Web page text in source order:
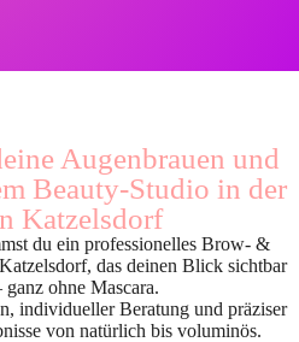
Augenbrauen und
Beauty-Studio in der
Katzelsdorf
du ein professionelles Brow- &
das deinen Blick sichtbar
ganz ohne Mascara.
individueller Beratung und präziser
von natürlich bis voluminös.